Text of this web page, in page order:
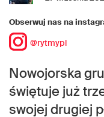
Obserwuj nas na
@rytmypl
Nowojorska
świętuje już
swojej drugiej